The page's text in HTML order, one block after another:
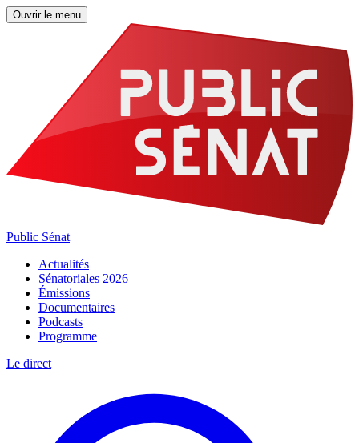
Ouvrir le menu
Public Sénat
Actualités
Sénatoriales 2026
Émissions
Documentaires
Podcasts
Programme
Le direct